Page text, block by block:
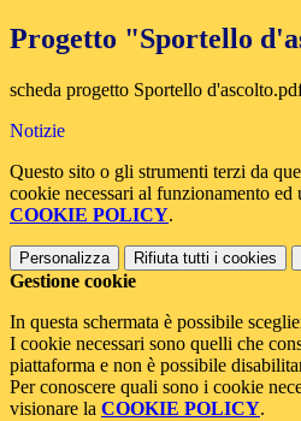
Progetto "Sportello
scheda progetto Sportello
Notizie
Questo sito o gli strumenti terzi da
cookie necessari al funzionamento
COOKIE POLICY.
Personalizza Rifiuta tutti i cookies
Gestione cookie
In questa schermata è possibile
I cookie necessari sono quelli che
piattaforma e non è possibile
Per conoscere quali sono i cookie
visionare la COOKIE POLICY.